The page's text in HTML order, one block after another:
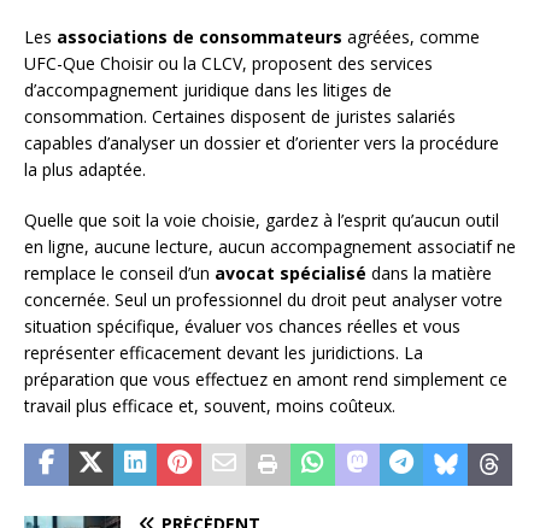
Les associations de consommateurs agréées, comme
UFC-Que Choisir ou la CLCV, proposent des services
d’accompagnement juridique dans les litiges de
consommation. Certaines disposent de juristes salariés
capables d’analyser un dossier et d’orienter vers la procédure
la plus adaptée.
Quelle que soit la voie choisie, gardez à l’esprit qu’aucun outil
en ligne, aucune lecture, aucun accompagnement associatif ne
remplace le conseil d’un avocat spécialisé dans la matière
concernée. Seul un professionnel du droit peut analyser votre
situation spécifique, évaluer vos chances réelles et vous
représenter efficacement devant les juridictions. La
préparation que vous effectuez en amont rend simplement ce
travail plus efficace et, souvent, moins coûteux.